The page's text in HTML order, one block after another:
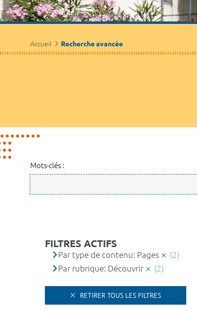
Accueil Recherche avancée
Mots-clés :
FILTRES ACTIFS
Par type de contenu: Pages
(2)
Par rubrique: Découvrir
(2)
RETIRER TOUS LES FILTRES